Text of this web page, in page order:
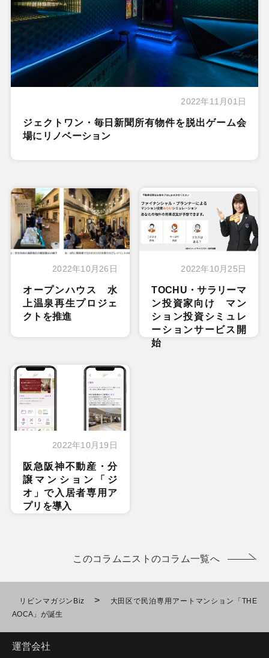
2022年11月01日
ジェクトワン・毎日新聞所有物件を脱出ゲーム会
場にリノベーション
2022年10月26日
オープンハウス 水
上温泉再生プロジェ
クトを推進
2022年10月25日
TOCHU・サラリーマ
ン投資家向け マン
ション投資シミュレ
ーションサービス開
始
2022年10月19日
阪急阪神不動産・分
譲マンション「ジ
オ」で入居者専用ア
プリを導入
このコラムニストのコラム一覧へ
リビンマガジンBiz >
大田区で民泊専用アートマンション「THE
AOCA」が誕生
運営会社